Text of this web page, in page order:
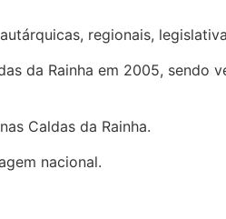
regionais,
da Rainha em 2005,
Caldas da Rainha.
nacional.